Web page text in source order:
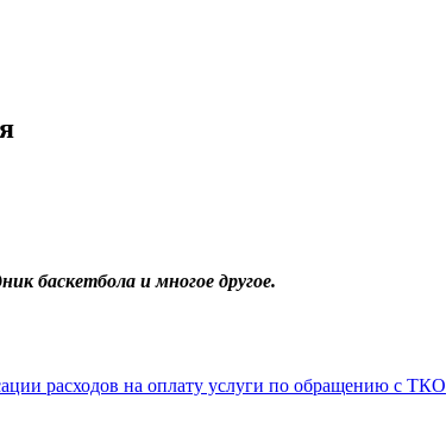
баскетбола и многое другое.
расходов на оплату услуги по обращению с ТКО